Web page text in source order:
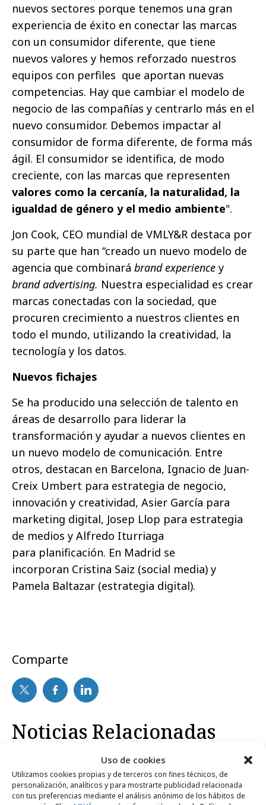
Uso de cookies
Utilizamos cookies propias y de terceros con fines técnicos, de
personalización, analíticos y para mostrarte publicidad relacionada
con tus preferencias mediante el análisis anónimo de los hábitos de
nuevos sectores porque tenemos una gran
experiencia de éxito en conectar las marcas
con un consumidor diferente, que tiene
nuevos valores y hemos reforzado nuestros
equipos con perfiles que aportan nuevas
competencias. Hay que cambiar el modelo de
negocio de las compañías y centrarlo más en el
nuevo consumidor. Debemos impactar al
consumidor de forma diferente, de forma más
ágil. El consumidor se identifica, de modo
creciente, con las marcas que representen
valores como la cercanía, la naturalidad, la
igualdad de género y el medio ambiente".
Jon Cook, CEO mundial de VMLY&R destaca por
su parte que han “creado un nuevo modelo de
agencia que combinará brand experience y
brand advertising. Nuestra especialidad es crear
marcas conectadas con la sociedad, que
procuren crecimiento a nuestros clientes en
todo el mundo, utilizando la creatividad, la
tecnología y los datos.
Nuevos fichajes
Se ha producido una selección de talento en
áreas de desarrollo para liderar la
transformación y ayudar a nuevos clientes en
un nuevo modelo de comunicación. Entre
otros, destacan en Barcelona, Ignacio de Juan-
Creix Umbert para estrategia de negocio,
innovación y creatividad, Asier García para
marketing digital, Josep Llop para estrategia
de medios y Alfredo Iturriaga
para planificación. En Madrid se
incorporan Cristina Saiz (social media) y
Pamela Baltazar (estrategia digital).
Comparte
Noticias Relacionadas
Agencias